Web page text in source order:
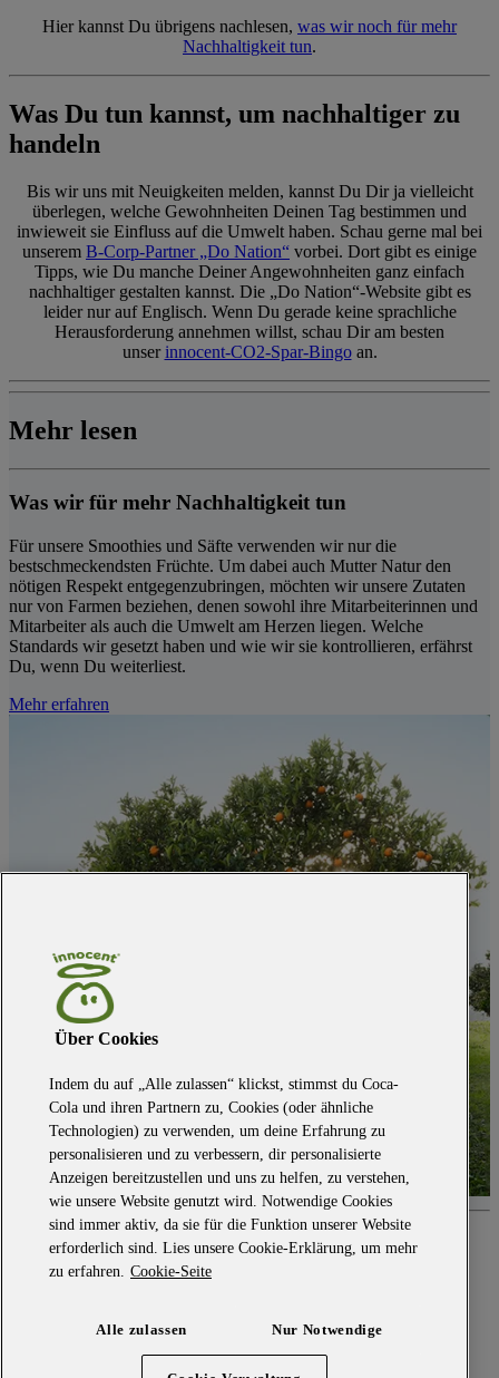
Hier kannst Du übrigens nachlesen, was wir noch für mehr
Nachhaltigkeit tun.
Was Du tun kannst, um nachhaltiger zu
handeln
Bis wir uns mit Neuigkeiten melden, kannst Du Dir ja vielleicht
überlegen, welche Gewohnheiten Deinen Tag bestimmen und
inwieweit sie Einfluss auf die Umwelt haben. Schau gerne mal bei
unserem B-Corp-Partner „Do Nation“ vorbei. Dort gibt es einige
Tipps, wie Du manche Deiner Angewohnheiten ganz einfach
nachhaltiger gestalten kannst. Die „Do Nation“-Website gibt es
leider nur auf Englisch. Wenn Du gerade keine sprachliche
Herausforderung annehmen willst, schau Dir am besten
unser innocent-CO2-Spar-Bingoan.
Mehr lesen
Was wir für mehr Nachhaltigkeit tun
Für unsere Smoothies und Säfte verwenden wir nur die
bestschmeckendsten Früchte. Um dabei auch Mutter Naturden
nötigen Respekt entgegenzubringen, möchten wir unsere Zutaten
nur von Farmen beziehen, denen sowohl ihre Mitarbeiterinnen und
Mitarbeiter als auch die Umwelt am Herzen liegen. Welche
Standards wir gesetzt haben und wie wir sie kontrollieren, erfährst
Du, wenn Du weiterliest.
Mehr erfahren
Hier geht's zum Seitenanfang
Impressum
Nutzungsbedingungen
Willst du bei uns arbeiten
Über Cookies
Indem du auf „Alle zulassen“ klickst, stimmst du Coca-
Cola und ihren Partnern zu, Cookies (oder ähnliche
Technologien) zu verwenden, um deine Erfahrung zu
personalisieren und zu verbessern, dir personalisierte
Anzeigen bereitzustellen und uns zu helfen, zu verstehen,
wie unsere Website genutzt wird. Notwendige Cookies
sind immer aktiv, da sie für die Funktion unserer Website
erforderlich sind. Lies unsere Cookie-Erklärung, um mehr
zu erfahren. Cookie-Seite
Alle zulassen Nur Notwendige